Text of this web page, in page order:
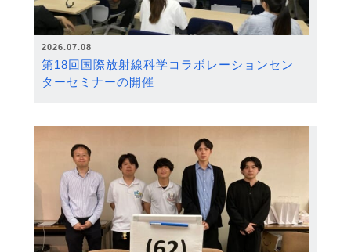
2026.07.08
第18回国際放射線科学コラボレーションセン
ターセミナーの開催